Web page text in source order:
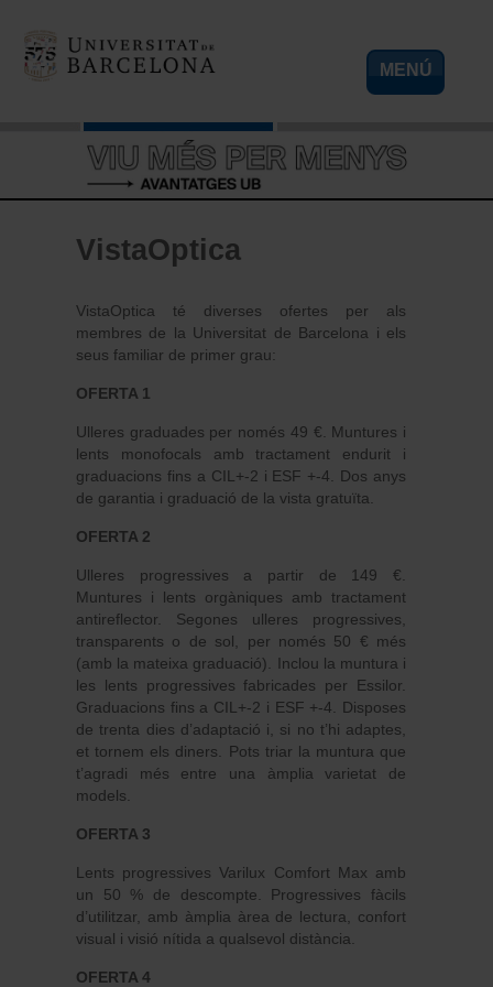
MENÚ
VistaOptica
VistaOptica té diverses ofertes per als
membres de la Universitat de Barcelona i els
seus familiar de primer grau:
OFERTA 1
Ulleres graduades per només 49 €. Muntures i
lents monofocals amb tractament endurit i
graduacions fins a CIL+-2 i ESF +-4. Dos anys
de garantia i graduació de la vista gratuïta.
OFERTA 2
Ulleres progressives a partir de 149 €.
Muntures i lents orgàniques amb tractament
antireflector. Segones ulleres progressives,
transparents o de sol, per només 50 € més
(amb la mateixa graduació). Inclou la muntura i
les lents progressives fabricades per Essilor.
Graduacions fins a CIL+-2 i ESF +-4. Disposes
de trenta dies d’adaptació i, si no t’hi adaptes,
et tornem els diners. Pots triar la muntura que
t’agradi més entre una àmplia varietat de
models.
OFERTA 3
Lents progressives Varilux Comfort Max amb
un 50 % de descompte. Progressives fàcils
d’utilitzar, amb àmplia àrea de lectura, confort
visual i visió nítida a qualsevol distància.
OFERTA 4